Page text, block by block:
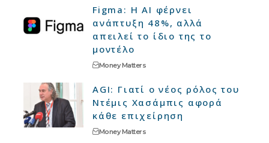
Figma: Η AI φέρνει
ανάπτυξη 48%, αλλά
απειλεί το ίδιο της το
μοντέλο
Money Matters
AGI: Γιατί ο νέος ρόλος του
Ντέμις Χασάμπις αφορά
κάθε επιχείρηση
Money Matters